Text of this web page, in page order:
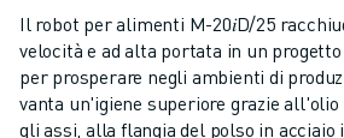
PRODOTTI DI ROBOTICA PER EDUCATION
AUTOMAZIONE ROBOTICA
ROBOT DI SALDATURA AD ARCO
ROBOT ANTROPOMORFI
Il robot per alimenti M-20𝑖D/25
velocità e ad alta portata in un
per prosperare negli ambienti di
vanta un'igiene superiore grazie
gli assi, alla flangia del polso in acciaio